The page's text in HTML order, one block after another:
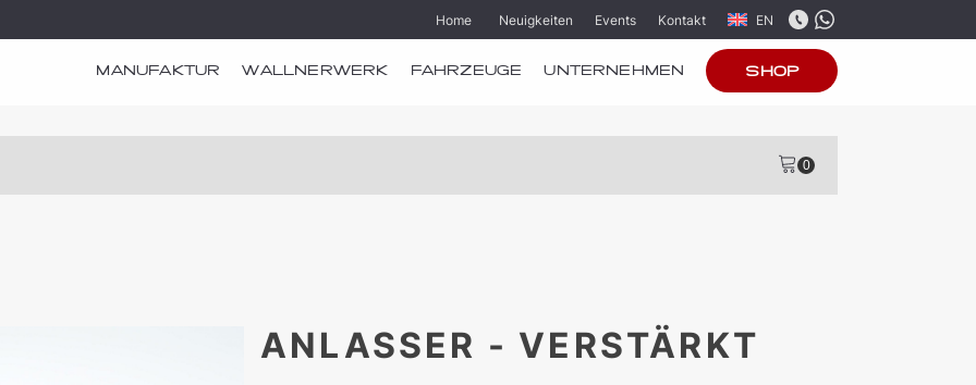
Home Neuigkeiten Events Kontakt EN
MANUFAKTUR WALLNERWERK FAHRZEUGE UNTERNEHMEN SHOP
ANLASSER - VERSTÄRKT